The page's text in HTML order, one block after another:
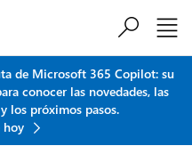
de Microsoft 365 Copilot: su
conocer las novedades, las
los próximos pasos.
hoy